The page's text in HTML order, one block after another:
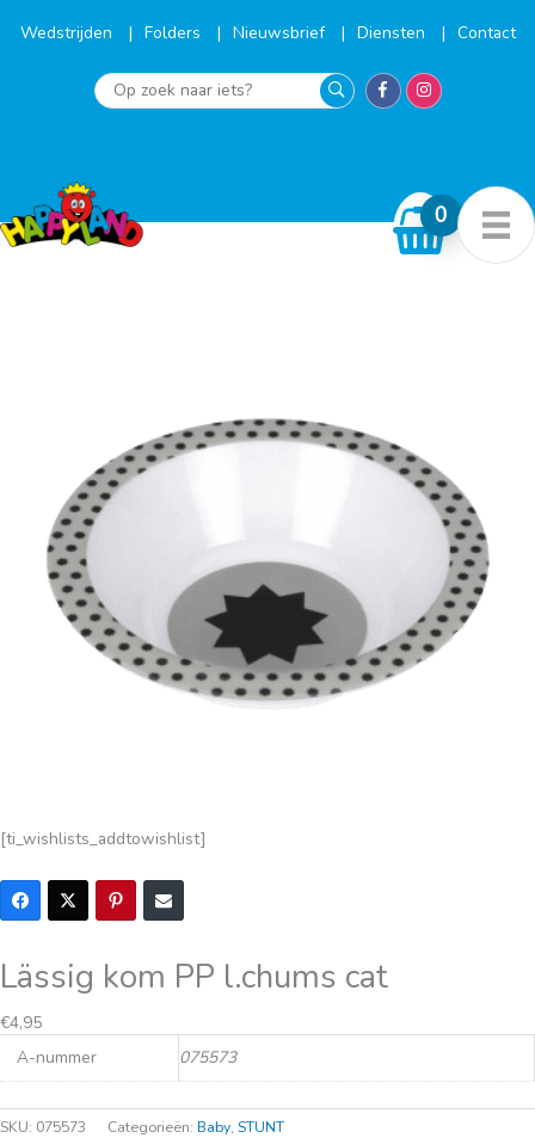
naarWedstrijden Folders Nieuwsbrief Diensten Contact
Op
[ti_wishlists_addtowishlist]
Lässig kom PP l.chums cat
€4,95
A-nummer
075573
SKU: 075573 Categorieën: Baby, STUNT